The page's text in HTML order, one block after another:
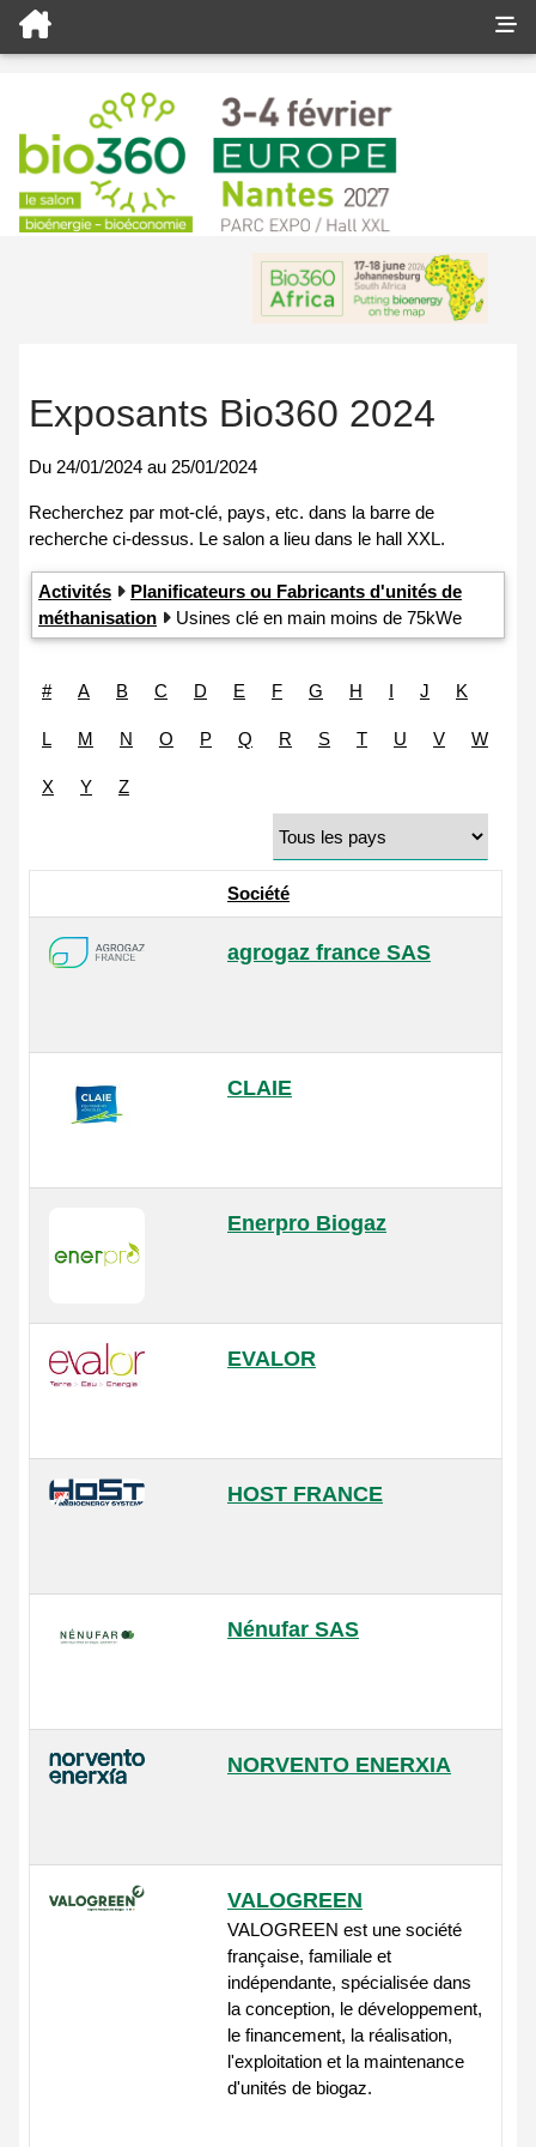
Exposants Bio360 2024
Du 24/01/2024 au 25/01/2024
Activités
Planificateurs ou Fabricants d'unités de
méthanisation
Usines clé en main moins de 75kWe
# A B C D E F G H I J K
L M N O P Q R S T U V W
X Y Z
Société
agrogaz france SAS
CLAIE
Enerpro Biogaz
EVALOR
HOST FRANCE
Nénufar SAS
NORVENTO ENERXIA
VALOGREEN
VALOGREEN est une société
française, familiale et
indépendante, spécialisée dans
la conception, le développement,
le financement, la réalisation,
l'exploitation et la maintenance
d'unités de biogaz.